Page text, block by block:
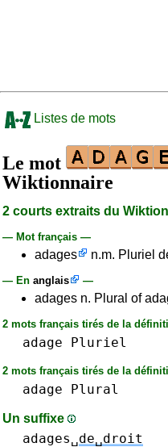
Listes de mots
Le mot
Wiktionnaire
2 courts extraits du
— Mot français —
adages n.m. Pluriel
— En anglais —
adages n. Plural of
2 mots français tirés de la
adage Pluriel
2 mots français tirés de la
adage Plural
Un suffixe
adages␣de␣droit